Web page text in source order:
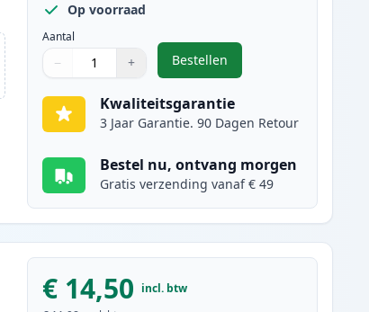
Op voorraad
Aantal
Aantal
Gebruik de knoppen om aan te passen
− +
Aantal 1
Bestellen
,Brother LC3239M
Kwaliteitsgarantie
3 Jaar Garantie. 90 Dagen Retour
Bestel nu, ontvang morgen
Gratis verzending vanaf € 49
€ 14,50 incl. btw